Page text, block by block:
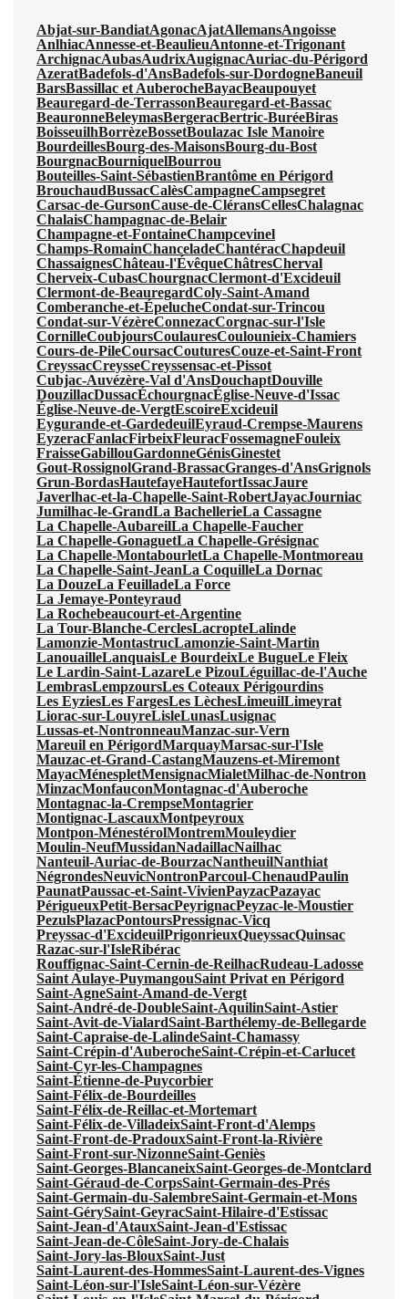
Abjat-sur-BandiatAgonacAjatAllemansAngoisse
AnlhiacAnnesse-et-BeaulieuAntonne-et-Trigonant
ArchignacAubasAudrixAugignacAuriac-du-Périgord
AzeratBadefols-d'AnsBadefols-sur-DordogneBaneuil
BarsBassillac et AuberocheBayacBeaupouyet
Beauregard-de-TerrassonBeauregard-et-Bassac
BeauronneBeleymasBergeracBertric-BuréeBiras
BoisseuilhBorrèzeBossetBoulazac Isle Manoire
BourdeillesBourg-des-MaisonsBourg-du-Bost
BourgnacBourniquelBourrou
Bouteilles-Saint-SébastienBrantôme en Périgord
BrouchaudBussacCalèsCampagneCampsegret
Carsac-de-GursonCause-de-CléransCellesChalagnac
ChalaisChampagnac-de-Belair
Champagne-et-FontaineChampcevinel
Champs-RomainChanceladeChantéracChapdeuil
ChassaignesChâteau-l'ÉvêqueChâtresCherval
Cherveix-CubasChourgnacClermont-d'Excideuil
Clermont-de-BeauregardColy-Saint-Amand
Comberanche-et-ÉpelucheCondat-sur-Trincou
Condat-sur-VézèreConnezacCorgnac-sur-l'Isle
CornilleCoubjoursCoulauresCoulounieix-Chamiers
Cours-de-PileCoursacCouturesCouze-et-Saint-Front
CreyssacCreysseCreyssensac-et-Pissot
Cubjac-Auvézère-Val d'AnsDouchaptDouville
DouzillacDussacÉchourgnacÉglise-Neuve-d'Issac
Église-Neuve-de-VergtEscoireExcideuil
Eygurande-et-GardedeuilEyraud-Crempse-Maurens
EyzeracFanlacFirbeixFleuracFossemagneFouleix
FraisseGabillouGardonneGénisGinestet
Gout-RossignolGrand-BrassacGranges-d'AnsGrignols
Grun-BordasHautefayeHautefortIssacJaure
Javerlhac-et-la-Chapelle-Saint-RobertJayacJourniac
Jumilhac-le-GrandLa BachellerieLa Cassagne
La Chapelle-AubareilLa Chapelle-Faucher
La Chapelle-GonaguetLa Chapelle-Grésignac
La Chapelle-MontabourletLa Chapelle-Montmoreau
La Chapelle-Saint-JeanLa CoquilleLa Dornac
La DouzeLa FeuilladeLa Force
La Jemaye-Ponteyraud
La Rochebeaucourt-et-Argentine
La Tour-Blanche-CerclesLacropteLalinde
Lamonzie-MontastrucLamonzie-Saint-Martin
LanouailleLanquaisLe BourdeixLe BugueLe Fleix
Le Lardin-Saint-LazareLe PizouLéguillac-de-l'Auche
LembrasLempzoursLes Coteaux Périgourdins
Les EyziesLes FargesLes LèchesLimeuilLimeyrat
Liorac-sur-LouyreLisleLunasLusignac
Lussas-et-NontronneauManzac-sur-Vern
Mareuil en PérigordMarquayMarsac-sur-l'Isle
Mauzac-et-Grand-CastangMauzens-et-Miremont
MayacMénespletMensignacMialetMilhac-de-Nontron
MinzacMonfauconMontagnac-d'Auberoche
Montagnac-la-CrempseMontagrier
Montignac-LascauxMontpeyroux
Montpon-MénestérolMontremMouleydier
Moulin-NeufMussidanNadaillacNailhac
Nanteuil-Auriac-de-BourzacNantheuilNanthiat
NégrondesNeuvicNontronParcoul-ChenaudPaulin
PaunatPaussac-et-Saint-VivienPayzacPazayac
PérigueuxPetit-BersacPeyrignacPeyzac-le-Moustier
PezulsPlazacPontoursPressignac-Vicq
Preyssac-d'ExcideuilPrigonrieuxQueyssacQuinsac
Razac-sur-l'IsleRibérac
Rouffignac-Saint-Cernin-de-ReilhacRudeau-Ladosse
Saint Aulaye-PuymangouSaint Privat en Périgord
Saint-AgneSaint-Amand-de-Vergt
Saint-André-de-DoubleSaint-AquilinSaint-Astier
Saint-Avit-de-VialardSaint-Barthélemy-de-Bellegarde
Saint-Capraise-de-LalindeSaint-Chamassy
Saint-Crépin-d'AuberocheSaint-Crépin-et-Carlucet
Saint-Cyr-les-Champagnes
Saint-Étienne-de-Puycorbier
Saint-Félix-de-Bourdeilles
Saint-Félix-de-Reillac-et-Mortemart
Saint-Félix-de-VilladeixSaint-Front-d'Alemps
Saint-Front-de-PradouxSaint-Front-la-Rivière
Saint-Front-sur-NizonneSaint-Geniès
Saint-Georges-BlancaneixSaint-Georges-de-Montclard
Saint-Géraud-de-CorpsSaint-Germain-des-Prés
Saint-Germain-du-SalembreSaint-Germain-et-Mons
Saint-GérySaint-GeyracSaint-Hilaire-d'Estissac
Saint-Jean-d'AtauxSaint-Jean-d'Estissac
Saint-Jean-de-CôleSaint-Jory-de-Chalais
Saint-Jory-las-BlouxSaint-Just
Saint-Laurent-des-HommesSaint-Laurent-des-Vignes
Saint-Léon-sur-l'IsleSaint-Léon-sur-Vézère